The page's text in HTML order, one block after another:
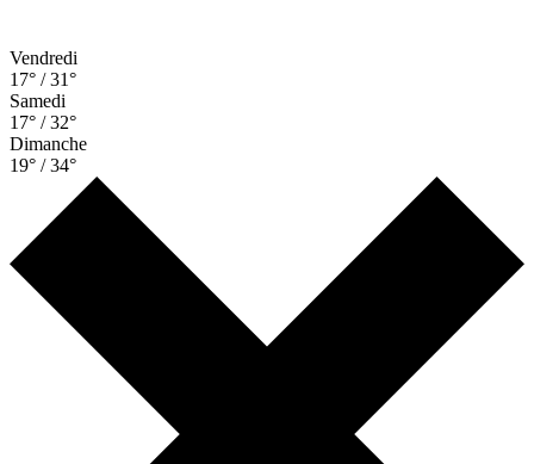
Vendredi
17° / 31°
Samedi
17° / 32°
Dimanche
19° / 34°